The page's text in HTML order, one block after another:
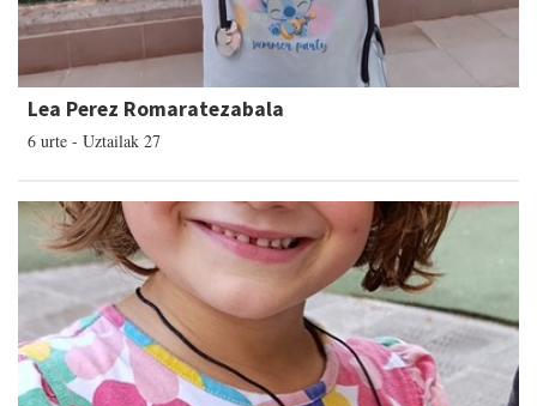
Lea Perez Romaratezabala
6 urte - Uztailak 27